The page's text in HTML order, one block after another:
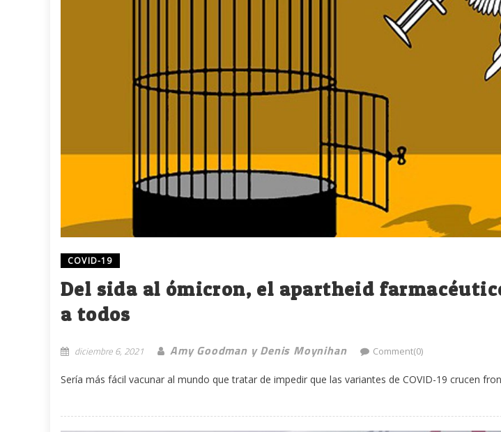
COVID-19
Del sida al ómicron, el apartheid
a todos
diciembre 6, 2021 Amy Goodman y Denis Moynihan Comment(0)
Sería más fácil vacunar al mundo que tratar de impedir que las variantes de COVID-19 crucen